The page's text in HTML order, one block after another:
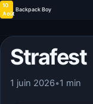
10
Août
Backpack Boy
Strafest
1 juin 2026•1 min